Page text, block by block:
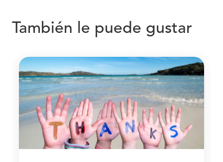
También le puede gustar